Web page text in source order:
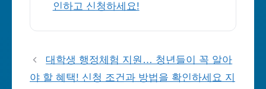
인하고 신청하세요!
대학생 행정체험 지원… 청년들이 꼭 알아
야 할 혜택! 신청 조건과 방법을 확인하세요 지